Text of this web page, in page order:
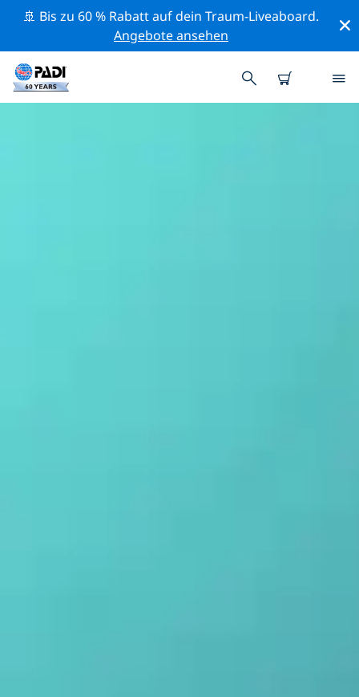
🚢 Bis zu 60 % Rabatt auf dein Traum-Liveaboard.
Angebote ansehen